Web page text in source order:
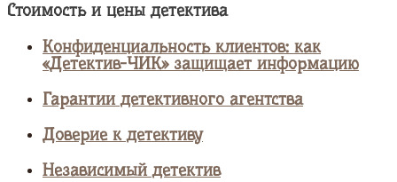
Стоимость и цены детектива
Конфиденциальность клиентов: как
«Детектив-ЧИК» защищает информацию
Гарантии детективного агентства
Доверие к детективу
Независимый детектив